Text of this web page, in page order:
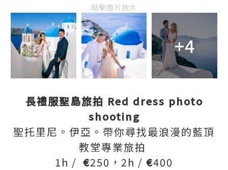
點擊圖片放大
+4
長禮服聖島旅拍 Red dress photo
shooting
聖托里尼。伊亞。帶你尋找最浪漫的藍頂
教堂專業旅拍
1h / €250，2h / €400